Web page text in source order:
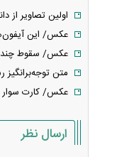
اولین تصاویر از
عکس/ این آیفون‌های صورتی تا
عکس/ سقوط چند
متن توجه‌برانگیز
عکس/ کارت سوار شدن
ارسال نظر